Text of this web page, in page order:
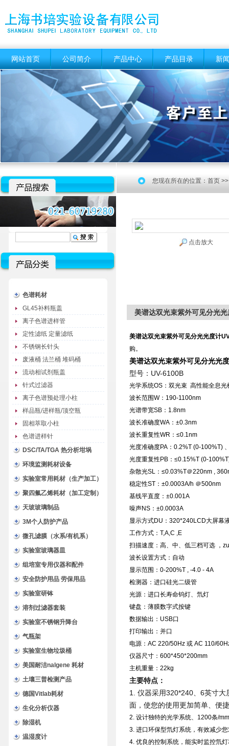
网站首页 公司简介 产品中心 产品目录 新
色谱耗材
GL45补料瓶盖
离子色谱进样管
定性滤纸 定量滤纸
不锈钢长针头
废液桶 法兰桶 堆码桶
流动相试剂瓶盖
针式过滤器
离子色谱预处理小柱
样品瓶/进样瓶/顶空瓶
固相萃取小柱
色谱进样针
DSC/TA/TGA 热分析坩埚
环境监测耗材设备
实验室常用耗材（生产加工）
聚四氟乙烯耗材（加工定制）
天玻玻璃制品
3M个人防护产品
微孔滤膜（水系/有机系）
实验室玻璃器皿
组培室专用仪器和配件
安全防护用品 劳保用品
实验室研钵
溶剂过滤器套装
实验室不锈钢升降台
气瓶架
实验室生物垃圾桶
美国耐洁nalgene 耗材
土壤三普检测产品
德国Vitlab耗材
生化分析仪器
除湿机
温湿度计
您现在所在的位置： 首页
点击放大
美谱达双光束紫外可见分光
美谱达双光束紫外可见分光光度计
购。
美谱达双光束紫外可见分光光
型号：UV-6100B
光学系统OS：双光束 高性能全息光
波长范围W：190-1100nm
光谱带宽SB：1.8nm
波长准确度WA：±0.3nm
波长重复性WR：≤0.1nm
光度准确度PA：0.2%T (0-100%T)
光度重复性PB：≤0.15%T (0-
杂散光SL：≤0.03%T＠220nm ,
稳定性ST：±0.0003A/h ＠500nm
基线平直度：±0.001A
噪声NS：±0.0003A
显示方式DU：320*240LCD大屏幕
工作方式：T,A,C ,E
扫描速度：高、中、低三档可选 ，
波长设置方式：自动
显示范围：0-200%T , -4.0 - 4A
检测器：进口硅光二级管
光源：进口长寿命钨灯、氘灯
键盘：薄膜数字式按键
数据输出：USB口
打印输出：并口
电源：AC 220/50Hz 或 AC 110/
仪器尺寸：600*450*200mm
主机重量：22kg
主要特点：
1. 仪器采用320*240、6英寸
面，使您的使用更加简单、便
2. 设计独特的光学系统、1200条/
3. 进口环保型氘灯系统，有效减少
4. 优良的控制系统，能实时监控氘